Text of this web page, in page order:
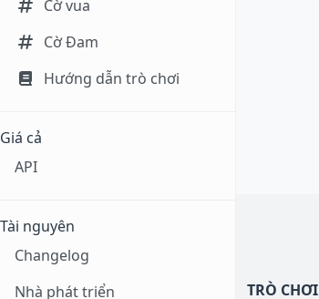
Cờ vua
Cờ Đam
Hướng dẫn trò chơi
Giá cả
API
Tài nguyên
Changelog
Nhà phát triển
TRÒ CHƠI